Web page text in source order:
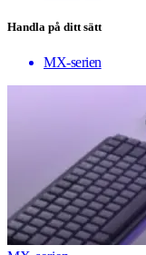
Handla på ditt sätt
MX-serien